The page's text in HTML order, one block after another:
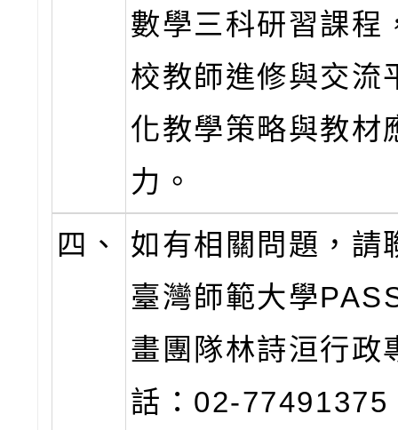
數學三科研習課程
校教師進修與交流
化教學策略與教材
力。
四、
如有相關問題，請
臺灣師範大學
畫團隊林詩洹行政
話：02-77491375